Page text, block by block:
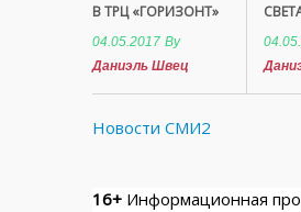
В ТРЦ «ГОРИЗОНТ»
04.05.2017 By
Даниэль Швец
Новости СМИ2
16+ Информационная